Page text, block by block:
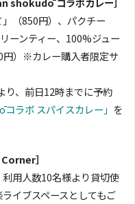
（850円）、パクチー
ーンティー、100%ジュー
）※カレー購入者限定サ
り、前日12時までに予約
ラボ スパイスカレー」 を
］
用人数10名様より貸切使
イブスペースとしてもご